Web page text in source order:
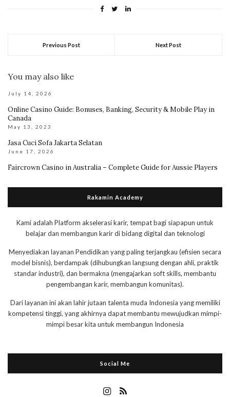
Previous Post Next Post
You may also like
July 14, 2026
Online Casino Guide: Bonuses, Banking, Security & Mobile Play in
Canada
May 13, 2023
Jasa Cuci Sofa Jakarta Selatan
June 17, 2026
Faircrown Casino in Australia – Complete Guide for Aussie Players
Rakamin Academy
Kami adalah Platform akselerasi karir, tempat bagi siapapun untuk
belajar dan membangun karir di bidang digital dan teknologi
Menyediakan layanan Pendidikan yang paling terjangkau (efisien secara
model bisnis), berdampak (dihubungkan langsung dengan ahli, praktik
standar industri), dan bermakna (mengajarkan soft skills, membantu
pengembangan karir, membangun komunitas).
Dari layanan ini akan lahir jutaan talenta muda Indonesia yang memiliki
kompetensi tinggi, yang akhirnya dapat membantu mewujudkan mimpi-
mimpi besar kita untuk membangun Indonesia
Social Me